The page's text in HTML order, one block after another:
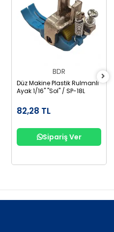
BDR
Düz Makine Plastik Rulmanlı
Ayak 1/16" "Sol" / SP-18L
82,28 TL
Sipariş Ver